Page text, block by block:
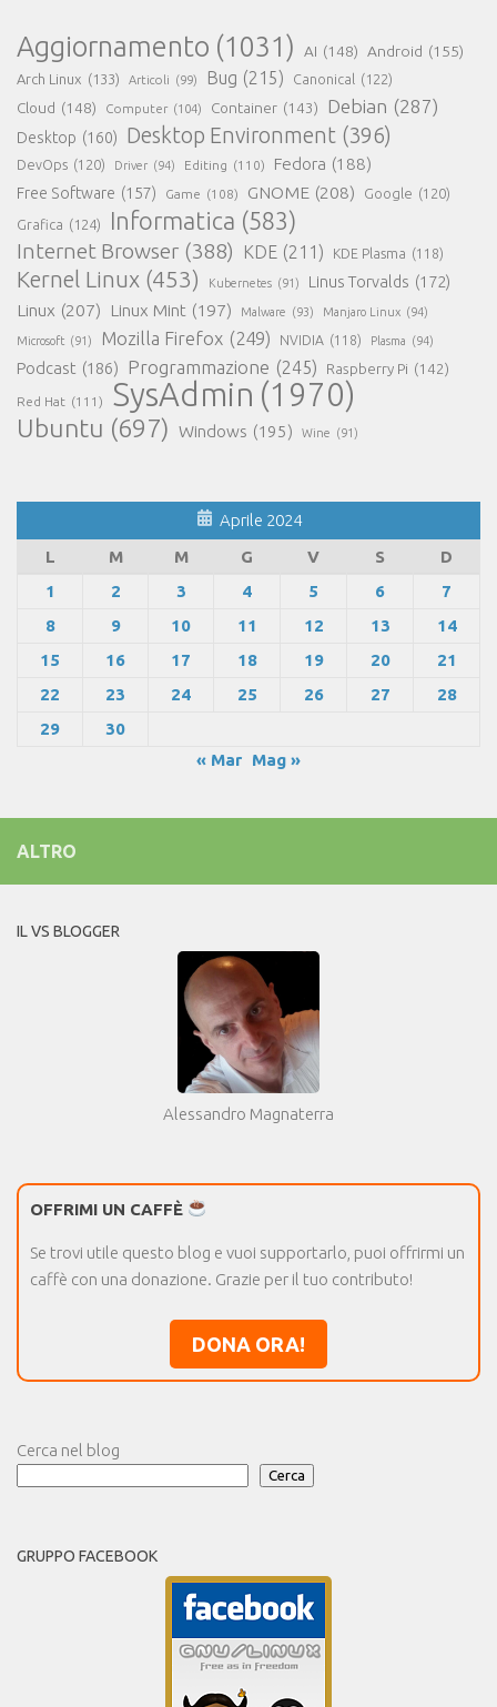
Aggiornamento (1031) AI (148) Android (155)
Arch Linux (133) Articoli (99) Bug (215) Canonical (122)
Cloud (148) Computer (104) Container (143) Debian (287)
Desktop (160) Desktop Environment (396)
DevOps (120) Driver (94) Editing (110) Fedora (188)
Free Software (157) Game (108) GNOME (208) Google (120)
Grafica (124) Informatica (583)
Internet Browser (388) KDE (211) KDE Plasma (118)
Kernel Linux (453) Kubernetes (91) Linus Torvalds (172)
Linux (207) Linux Mint (197) Malware (93) Manjaro Linux (94)
Microsoft (91) Mozilla Firefox (249) NVIDIA (118) Plasma (94)
Podcast (186) Programmazione (245) Raspberry Pi (142)
Red Hat (111) SysAdmin (1970)
Ubuntu (697) Windows (195) Wine (91)
Aprile 2024
L
M M G V S
D
1
2 3 4 5 6
7
8
9 10 11 12 13
14
15
16 17 18 19 20
21
22
23 24 25 26 27
28
29
30
« Mar Mag »
ALTRO
IL VS BLOGGER
Alessandro Magnaterra
OFFRIMI UN CAFFÈ
Se trovi utile questo blog e vuoi supportarlo, puoi offrirmi un
caffè con una donazione. Grazie per il tuo contributo!
DONA ORA!
Cerca nel blog
Cerca
GRUPPO FACEBOOK